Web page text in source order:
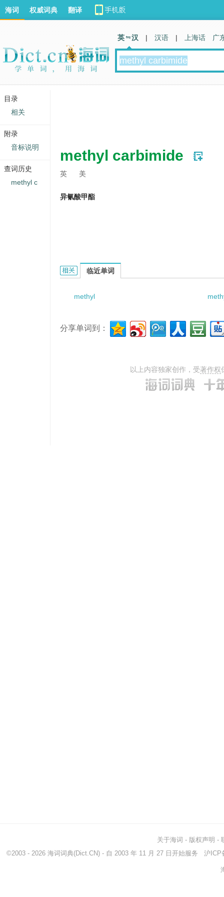
methyl carbimide
英 美
异氰酸甲酯
methyl carbimide的相关资料：
临近单词
methyl
分享单词到：
以上内容独家创作，受著作权
海词 权威词典 翻译
英 汉 | 汉语 | 上海话 广
关于海词 - 版权声明 -
©2003 - 2026 海词词典(Dict.CN) - 自 2003 年 11 月 27 日开始服务 沪ICP
目录
相关
附录
音标说明
查词历史
methyl c